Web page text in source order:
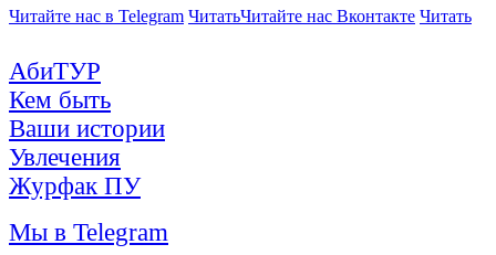
Читайте нас в Telegram ЧитатьЧитайте нас Вконтакте Читать
АбиТУР
Кем быть
Ваши истории
Увлечения
Журфак ПУ
Мы в Telegram